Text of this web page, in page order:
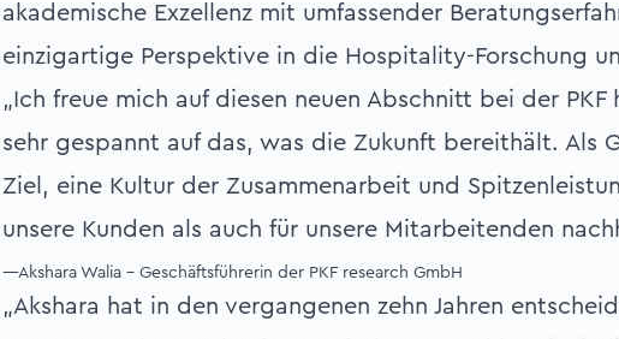
akademische Exzellenz mit umfassender
einzigartige Perspektive in die Hospitality-Forschung
„Ich freue mich auf diesen neuen Abschnitt bei der
sehr gespannt auf das, was die Zukunft bereithält. Als
Ziel, eine Kultur der Zusammenarbeit und
unsere Kunden als auch für unsere Mitarbeitenden
—Akshara Walia - Geschäftsführerin der PKF research GmbH
„Akshara hat in den vergangenen zehn Jahren